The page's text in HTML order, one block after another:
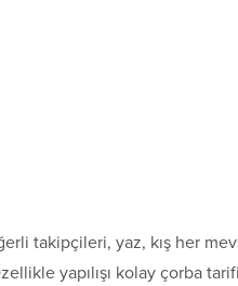
takipçileri, yaz, kış her
yapılışı kolay çorba